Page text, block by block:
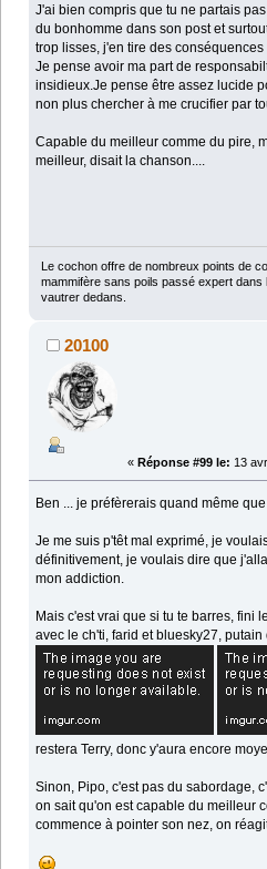
J'ai bien compris que tu ne partais
du bonhomme dans son post et
trop lisses, j'en tire des
Je pense avoir ma part de
insidieux.Je pense être assez lucide
non plus chercher à me crucifier par
Capable du meilleur comme du pire,
meilleur, disait la chanson....
Le cochon offre de nombreux points de
mammifère sans poils passé expert
vautrer dedans.
20100
« Réponse #99 le: 13
Ben ... je préfèrerais quand même
Je me suis p'têt mal exprimé, je
définitivement, je voulais dire que
mon addiction.
Mais c'est vrai que si tu te barres, fini
avec le ch'ti, farid et bluesky27,
restera Terry, donc y'aura encore
Sinon, Pipo, c'est pas du sabordage,
on sait qu'on est capable du meilleur
commence à pointer son nez, on